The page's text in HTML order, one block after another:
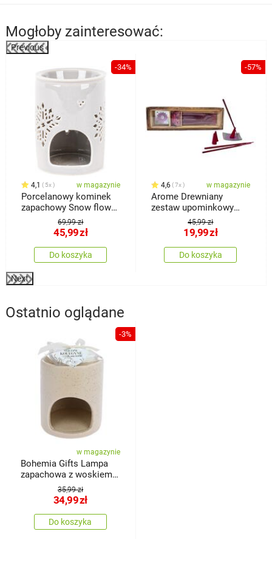
Mogłoby zainteresować:
Previous
-34%
4,1 5x w magazynie
Porcelanowy kominek
zapachowy Snow flower
beżowy, 8,5 x 12 cm
69,99 zł
45,99zł
Do koszyka
-57%
4,6 7x w magazynie
Arome Drewniany
zestaw upominkowy
kadzidełek, Róża
45,99 zł
19,99zł
Do koszyka
Next
Ostatnio oglądane
-3%
w magazynie
Bohemia Gifts Lampa
zapachowa z woskiem
zapachowym- Dla
koleżanki
35,99 zł
34,99zł
Do koszyka